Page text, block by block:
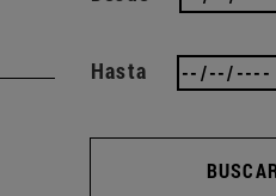
Hasta